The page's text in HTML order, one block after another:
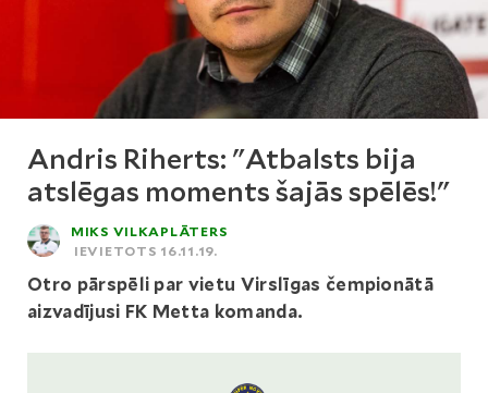
Andris Riherts: "Atbalsts bija
atslēgas moments šajās spēlēs!"
MIKS VILKAPLĀTERS
IEVIETOTS 16.11.19.
Otro pārspēli par vietu Virslīgas čempionātā
aizvadījusi FK Metta komanda.